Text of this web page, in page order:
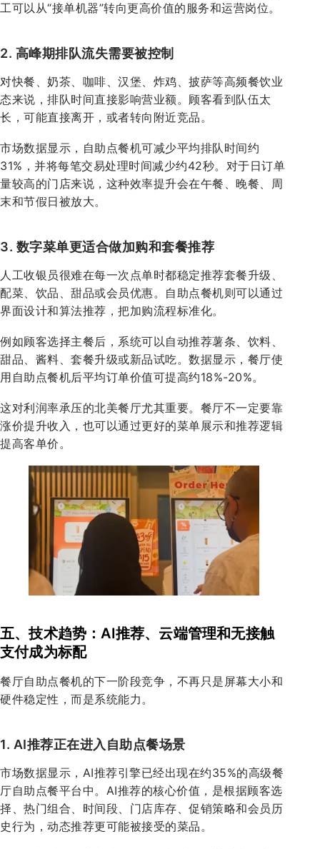
工可以从“接单机器”转向更高价值的服务和运营岗位。
2. 高峰期排队流失需要被控制
对快餐、奶茶、咖啡、汉堡、炸鸡、披萨等高频餐饮业
态来说，排队时间直接影响营业额。顾客看到队伍太
长，可能直接离开，或者转向附近竞品。
市场数据显示，自助点餐机可减少平均排队时间约
31%，并将每笔交易处理时间减少约42秒。对于日订单
量较高的门店来说，这种效率提升会在午餐、晚餐、周
末和节假日被放大。
3. 数字菜单更适合做加购和套餐推荐
人工收银员很难在每一次点单时都稳定推荐套餐升级、
配菜、饮品、甜品或会员优惠。自助点餐机则可以通过
界面设计和算法推荐，把加购流程标准化。
例如顾客选择主餐后，系统可以自动推荐薯条、饮料、
甜品、酱料、套餐升级或新品试吃。数据显示，餐厅使
用自助点餐机后平均订单价值可提高约18%-20%。
这对利润率承压的北美餐厅尤其重要。餐厅不一定要靠
涨价提升收入，也可以通过更好的菜单展示和推荐逻辑
提高客单价。
五、技术趋势：AI推荐、云端管理和无接触
支付成为标配
餐厅自助点餐机的下一阶段竞争，不再只是屏幕大小和
硬件稳定性，而是系统能力。
1. AI推荐正在进入自助点餐场景
市场数据显示，AI推荐引擎已经出现在约35%的高级餐
厅自助点餐平台中。AI推荐的核心价值，是根据顾客选
择、热门组合、时间段、门店库存、促销策略和会员历
史行为，动态推荐更可能被接受的菜品。